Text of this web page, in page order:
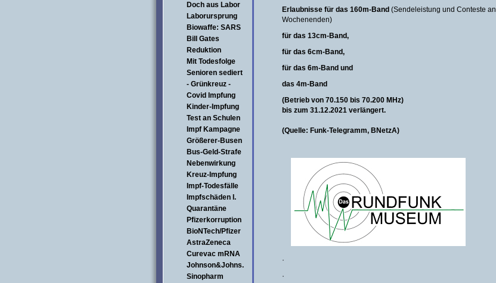
Doch aus Labor
Laborursprung
Biowaffe: SARS
Bill Gates
Reduktion
Mit Todesfolge
Senioren sediert
- Grünkreuz -
Covid Impfung
Kinder-Impfung
Test an Schulen
Impf Kampagne
Größerer-Busen
Bus-Geld-Strafe
Nebenwirkung
Kreuz-Impfung
Impf-Todesfälle
Impfschäden I.
Quarantäne
Pfizerkorruption
BioNTech/Pfizer
AstraZeneca
Curevac mRNA
Johnson&Johns.
Sinopharm
Erlaubnisse für das 160m-Band (Sendeleistung und Conteste an
Wochenenden)
für das 13cm-Band,
für das 6cm-Band,
für das 6m-Band und
das 4m-Band
(Betrieb von 70.150 bis 70.200 MHz)
bis zum 31.12.2021 verlängert.
(Quelle: Funk-Telegramm, BNetzA)
·
·